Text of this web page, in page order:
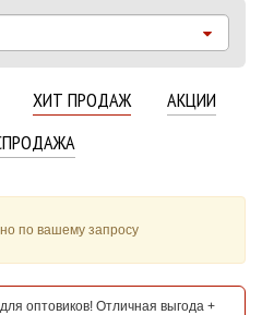
ХИТ ПРОДАЖ
АКЦИИ
по вашему запросу
оптовиков! Отличная выгода +